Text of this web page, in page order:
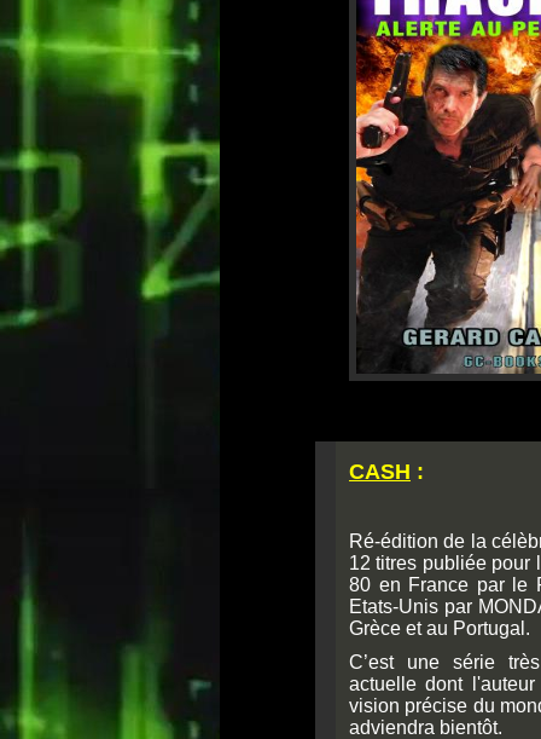
CASH :
Ré-édition de la
12 titres publiée pour
80 en France par le
Etats-Unis par
Grèce et au Portugal.
C’est une série
actuelle dont
vision précise du
adviendra bientôt.